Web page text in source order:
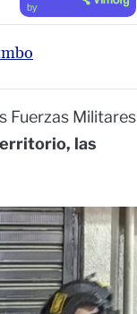
by
Fuerzas Militares
las